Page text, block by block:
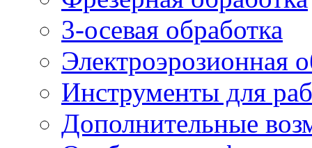
3-осевая обработка
Электроэрозионная
Инструменты для
Дополнительные